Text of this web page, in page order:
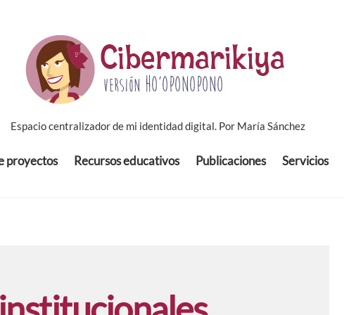
Espacio centralizador de mi identidad digital. Por María Sánchez
proyectos Recursos educativos Publicaciones Servicios